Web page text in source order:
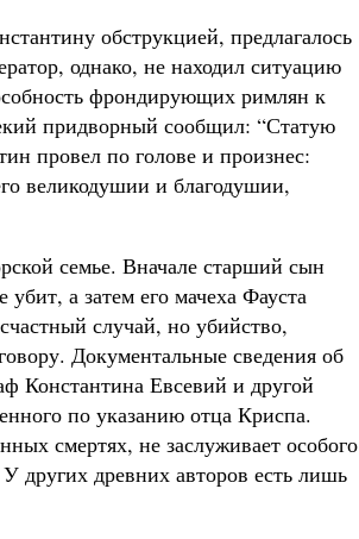
обструкцией, предлагалось
однако, не находил ситуацию
фрондирующих римлян к
придворный сообщил: “Статую
провел по голове и произнес:
великодушии и благодушии,
семье. Вначале старший сын
а затем его мачеха Фауста
случай, но убийство,
Документальные сведения об
Константина Евсевий и другой
по указанию отца Криспа.
смертях, не заслуживает особого
других древних авторов есть лишь